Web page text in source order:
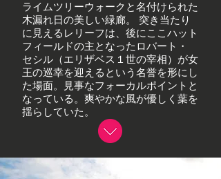
ライムツリーウォークと名付けられた
木漏れ日の美しい緑廊。 突き当たり
に見えるレリーフは、後にここハット
フィールドの主となったロバート・
セシル（エリザベス１世の宰相）が女
王の巡幸を迎えるという名誉を形にし
た場面。見事なフォーカルポイントと
なっている。爽やかな風が優しく葉を
揺らしていた。